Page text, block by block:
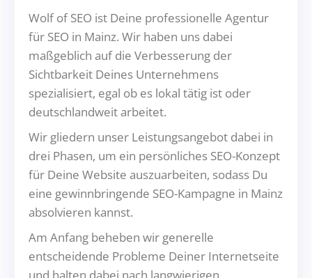
Wolf of SEO ist Deine professionelle Agentur
für SEO in Mainz. Wir haben uns dabei
maßgeblich auf die Verbesserung der
Sichtbarkeit Deines Unternehmens
spezialisiert, egal ob es lokal tätig ist oder
deutschlandweit arbeitet.
Wir gliedern unser Leistungsangebot dabei in
drei Phasen, um ein persönliches SEO-Konzept
für Deine Website auszuarbeiten, sodass Du
eine gewinnbringende SEO-Kampagne in Mainz
absolvieren kannst.
Am Anfang beheben wir generelle
entscheidende Probleme Deiner Internetseite
und halten dabei nach langwierigen